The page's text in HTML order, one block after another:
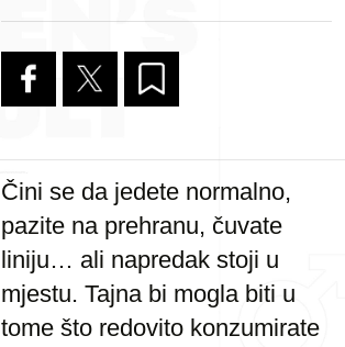
Čini se da jedete normalno,
pazite na prehranu, čuvate
liniju… ali napredak stoji u
mjestu. Tajna bi mogla biti u
tome što redovito konzumirate